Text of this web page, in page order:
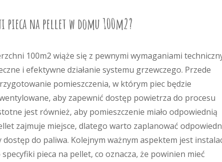
pieca na pellet w domu 100m2?
100m2 wiąże się z pewnymi wymaganiami
i efektywne działanie systemu grzewczego. Przede
pomieszczenia, w którym piec będzie
aby zapewnić dostęp powietrza do procesu
jest również, aby pomieszczenie miało odpowiednią
zajmuje miejsce, dlatego warto zaplanować
do paliwa. Kolejnym ważnym aspektem jest
pieca na pellet, co oznacza, że powinien mieć